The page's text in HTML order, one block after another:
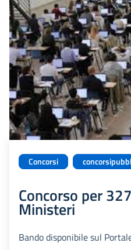
Concorsi
Concorso per
Ministeri
Bando disponibile sul